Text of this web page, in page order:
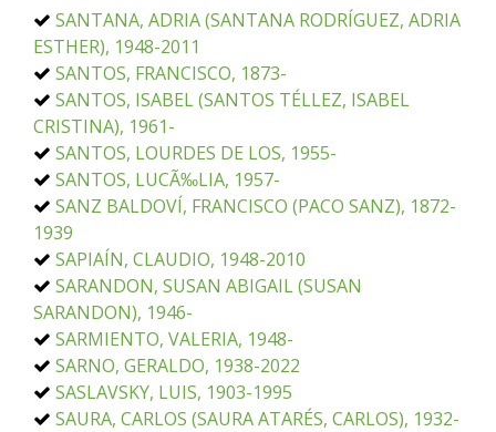
SANTANA, ADRIA (SANTANA RODRÍGUEZ, ADRIA
ESTHER), 1948-2011
SANTOS, FRANCISCO, 1873-
SANTOS, ISABEL (SANTOS TÉLLEZ, ISABEL
CRISTINA), 1961-
SANTOS, LOURDES DE LOS, 1955-
SANTOS, LUCÃ‰LIA, 1957-
SANZ BALDOVÍ, FRANCISCO (PACO SANZ), 1872-
1939
SAPIAÍN, CLAUDIO, 1948-2010
SARANDON, SUSAN ABIGAIL (SUSAN
SARANDON), 1946-
SARMIENTO, VALERIA, 1948-
SARNO, GERALDO, 1938-2022
SASLAVSKY, LUIS, 1903-1995
SAURA, CARLOS (SAURA ATARÉS, CARLOS), 1932-